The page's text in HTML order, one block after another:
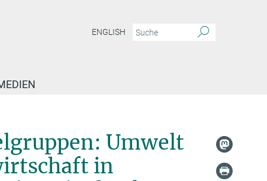
ENGLISH
Umwelt
in